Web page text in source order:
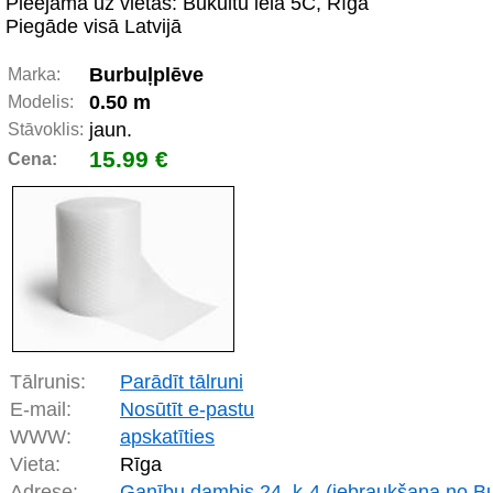
Piegāde visā Latvijā
Marka: Burbuļplēve
Modelis: 0.50 m
Stāvoklis: jaun.
Cena: 15.99 €
Tālrunis:
Parādīt tālruni
E-mail:
Nosūtīt e-pastu
WWW:
apskatīties
Vieta:
Rīga